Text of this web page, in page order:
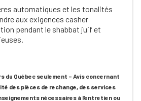
automatiques et les tonalités
aux exigences casher
pendant le shabbat juif et
du Québec seulement – Avis concernant
des pièces de rechange, des services
nécessaires à l’entretien ou